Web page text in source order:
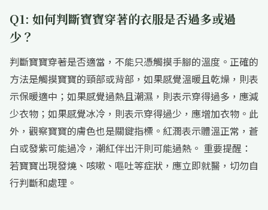
Q1: 如何判斷寶寶穿著的衣服是否過多或過
少？
判斷寶寶穿著是否適當，不能只憑觸摸手腳的溫度。正確的
方法是觸摸寶寶的頸部或背部，如果感覺溫暖且乾燥，則表
示保暖適中；如果感覺過熱且潮濕，則表示穿得過多，應減
少衣物；如果感覺冰冷，則表示穿得過少，應增加衣物。此
外，觀察寶寶的膚色也是關鍵指標。紅潤表示體溫正常，蒼
白或發紫可能過冷，潮紅伴出汗則可能過熱。 重要提醒：
若寶寶出現發燒、咳嗽、嘔吐等症狀，應立即就醫，切勿自
行判斷和處理。